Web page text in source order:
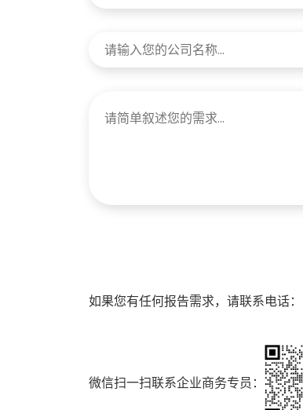
如果您有任何报告需求，请联系电话：
微信扫一扫联系企业商务专员：